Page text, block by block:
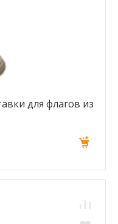
для флагов из